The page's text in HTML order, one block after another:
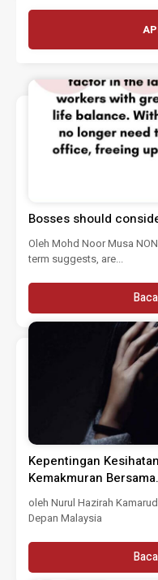
Bosses should
Oleh Mohd Noor Musa
term suggests, are...
Kepentingan
Kemakmuran Bersama.
oleh Nurul Hazirah
Depan Malaysia